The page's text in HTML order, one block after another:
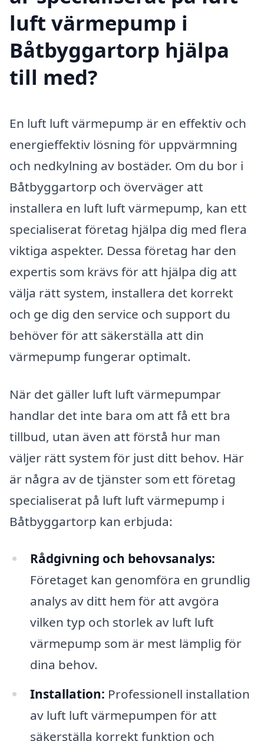
luft värmepump i
Båtbyggartorp hjälpa
till med?
En luft luft värmepump är en effektiv och
energieffektiv lösning för uppvärmning
och nedkylning av bostäder. Om du bor i
Båtbyggartorp och överväger att
installera en luft luft värmepump, kan ett
specialiserat företag hjälpa dig med flera
viktiga aspekter. Dessa företag har den
expertis som krävs för att hjälpa dig att
välja rätt system, installera det korrekt
och ge dig den service och support du
behöver för att säkerställa att din
värmepump fungerar optimalt.
När det gäller luft luft värmepumpar
handlar det inte bara om att få ett bra
tillbud, utan även att förstå hur man
väljer rätt system för just ditt behov. Här
är några av de tjänster som ett företag
specialiserat på luft luft värmepump i
Båtbyggartorp kan erbjuda:
Rådgivning och behovsanalys:
Företaget kan genomföra en grundlig
analys av ditt hem för att avgöra
vilken typ och storlek av luft luft
värmepump som är mest lämplig för
dina behov.
Installation: Professionell installation
av luft luft värmepumpen för att
säkerställa korrekt funktion och